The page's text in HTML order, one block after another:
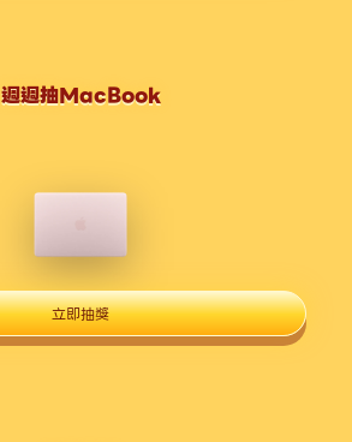
週週抽MacBook
立即抽獎